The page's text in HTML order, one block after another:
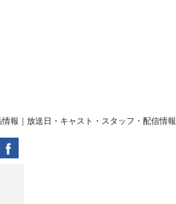
報｜放送日・キャスト・スタッフ・配信情報